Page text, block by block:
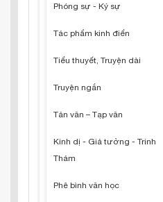
Phóng sự - Ký sự
Tác phẩm kinh điển
Tiểu thuyết, Truyện dài
Truyện ngắn
Tản văn – Tạp văn
Kinh dị - Giả tưởng - Trinh
Thám
Phê bình văn học